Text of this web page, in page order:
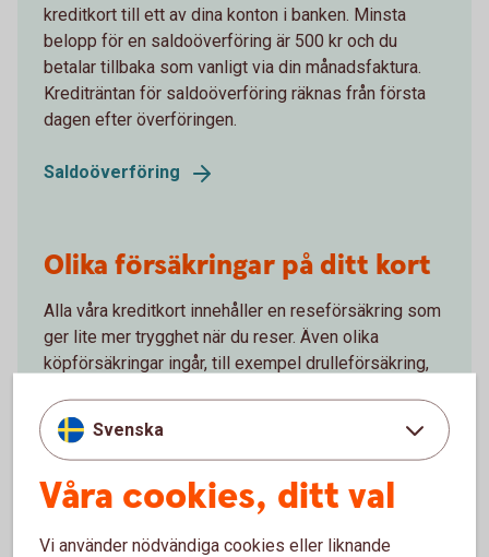
kreditkort till ett av dina konton i banken. Minsta
belopp för en saldoöverföring är 500 kr och du
betalar tillbaka som vanligt via din månadsfaktura.
Krediträntan för saldoöverföring räknas från första
dagen efter överföringen.
Saldoöverföring
Olika försäkringar på ditt kort
Alla våra kreditkort innehåller en reseförsäkring som
ger lite mer trygghet när du reser. Även olika
köpförsäkringar ingår, till exempel drulleförsäkring,
betalningsskydd som ger extra skydd om du skulle
bli sjuk eller arbetslös.
Försäkringar på dittkort
Svenska
Våra cookies, ditt val
Vi använder nödvändiga cookies eller liknande